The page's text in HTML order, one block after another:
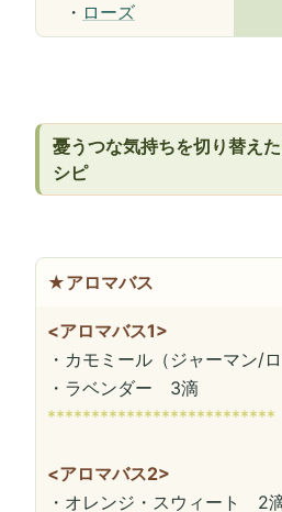
・ ローズ
憂うつな気持ちを切り替え
シピ
★アロマバス
<アロマバス1>
・カモミール（ジャーマン/
・ラベンダー 3滴
**************************
<アロマバス2>
・オレンジ・スウィート 2